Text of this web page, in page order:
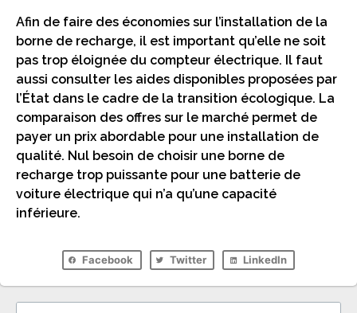
Afin de faire des économies sur l’installation de la
borne de recharge, il est important qu’elle ne soit
pas trop éloignée du compteur électrique. Il faut
aussi consulter les aides disponibles proposées par
l’État dans le cadre de la transition écologique. La
comparaison des offres sur le marché permet de
payer un prix abordable pour une installation de
qualité. Nul besoin de choisir une borne de
recharge trop puissante pour une batterie de
voiture électrique qui n’a qu’une capacité
inférieure.
Facebook Twitter LinkedIn